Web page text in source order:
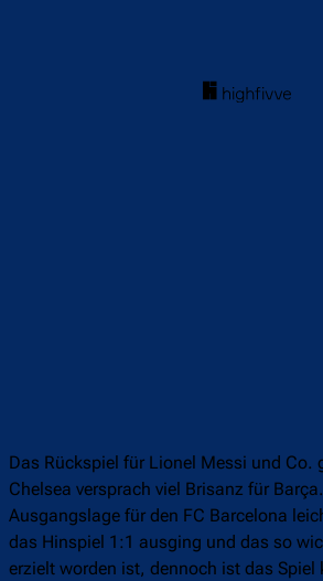
Das Rückspiel für Lionel Messi und Co.
Chelsea versprach viel Brisanz für
Ausgangslage für den FC Barcelona
das Hinspiel 1:1 ausging und das so
erzielt worden ist, dennoch ist das Spiel